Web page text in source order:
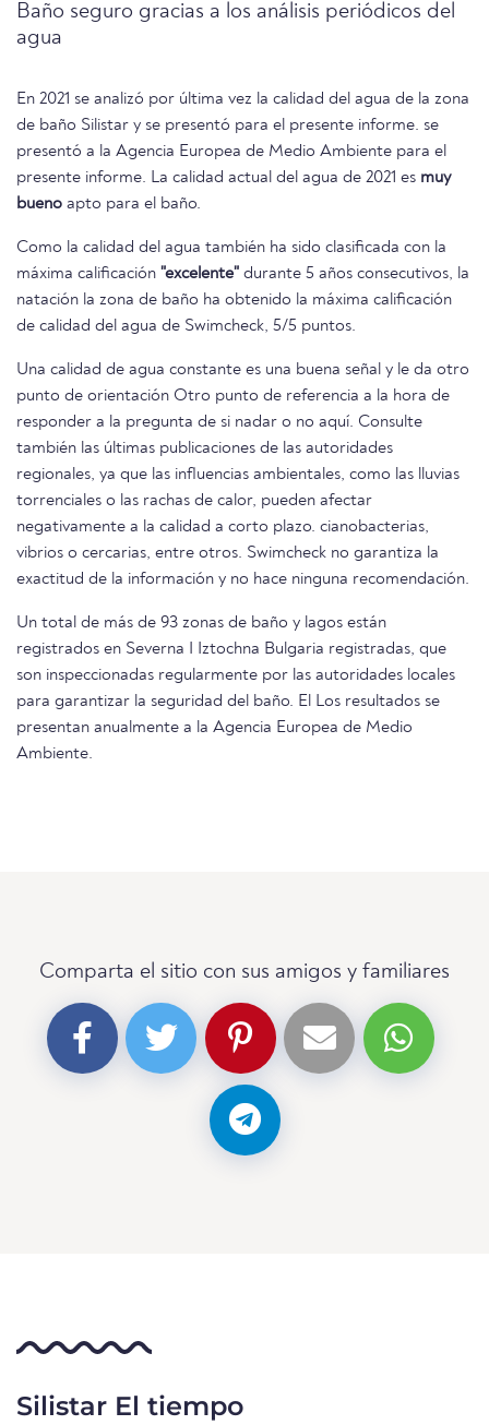
Baño seguro gracias a los análisis periódicos del
agua
En 2021 se analizó por última vez la calidad del agua de la zona
de baño Silistar y se presentó para el presente informe. se
presentó a la Agencia Europea de Medio Ambiente para el
presente informe. La calidad actual del agua de 2021 es muy
bueno apto para el baño.
Como la calidad del agua también ha sido clasificada con la
máxima calificación "excelente" durante 5 años consecutivos, la
natación la zona de baño ha obtenido la máxima calificación
de calidad del agua de Swimcheck, 5/5 puntos.
Una calidad de agua constante es una buena señal y le da otro
punto de orientación Otro punto de referencia a la hora de
responder a la pregunta de si nadar o no aquí. Consulte
también las últimas publicaciones de las autoridades
regionales, ya que las influencias ambientales, como las lluvias
torrenciales o las rachas de calor, pueden afectar
negativamente a la calidad a corto plazo. cianobacterias,
vibrios o cercarias, entre otros. Swimcheck no garantiza la
exactitud de la información y no hace ninguna recomendación.
Un total de más de 93 zonas de baño y lagos están
registrados en Severna I Iztochna Bulgaria registradas, que
son inspeccionadas regularmente por las autoridades locales
para garantizar la seguridad del baño. El Los resultados se
presentan anualmente a la Agencia Europea de Medio
Ambiente.
Comparta el sitio con sus amigos y familiares
Silistar El tiempo